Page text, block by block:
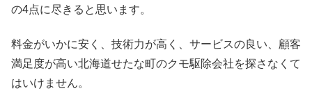
の4点に尽きると思います。
料金がいかに安く、技術力が高く、サービスの良い、顧客
満足度が高い北海道せたな町のクモ駆除会社を探さなくて
はいけません。